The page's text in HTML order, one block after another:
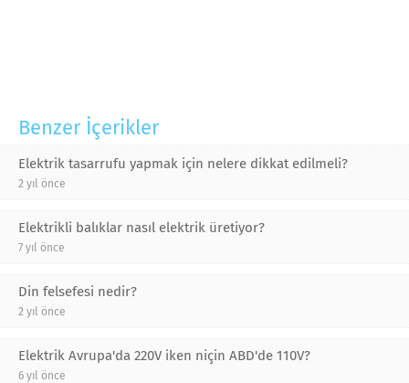
Benzer İçerikler
Elektrik tasarrufu yapmak için nelere dikkat edilmeli?
2 yıl önce
Elektrikli balıklar nasıl elektrik üretiyor?
7 yıl önce
Din felsefesi nedir?
2 yıl önce
Elektrik Avrupa'da 220V iken niçin ABD'de 110V?
6 yıl önce